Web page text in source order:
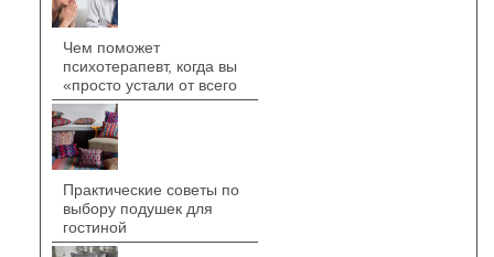
Чем поможет
психотерапевт, когда вы
«просто устали от всего
Практические советы по
выбору подушек для
гостиной